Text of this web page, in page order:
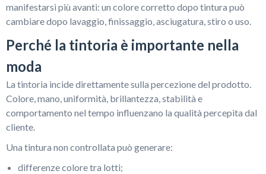
manifestarsi più avanti: un colore corretto dopo tintura può
cambiare dopo lavaggio, finissaggio, asciugatura, stiro o uso.
Perché la tintoria è importante nella
moda
La tintoria incide direttamente sulla percezione del prodotto.
Colore, mano, uniformità, brillantezza, stabilità e
comportamento nel tempo influenzano la qualità percepita dal
cliente.
Una tintura non controllata può generare:
differenze colore tra lotti;